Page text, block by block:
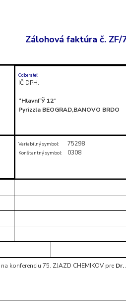
Zálohová faktúra č. ZF/
Odberateľ:
IČ DPH:
“HlavnГЎ 12”
Pyrizzla BEOGRAD,BANOVO BRDO
Variabilný symbol: 75298
Konštantný symbol: 0308
konferenciu 75. ZJAZD CHEMIKOV pre Dr.